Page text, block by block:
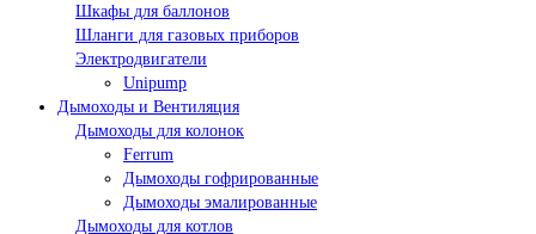
Шкафы для баллонов
Шланги для газовых приборов
Электродвигатели
Unipump
Дымоходы и Вентиляция
Дымоходы для колонок
Ferrum
Дымоходы гофрированные
Дымоходы эмалированные
Дымоходы для котлов